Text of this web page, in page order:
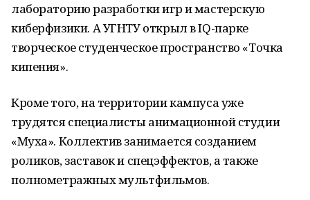
лабораторию разработки игр и мастерскую
киберфизики. А УГНТУ открыл в IQ-парке
творческое студенческое пространство «Точка
кипения».
Кроме того, на территории кампуса уже
трудятся специалисты анимационной студии
«Муха». Коллектив занимается созданием
роликов, заставок и спецэффектов, а также
полнометражных мультфильмов.